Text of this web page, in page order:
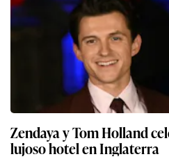
Zendaya y Tom Holland
lujoso hotel en Inglaterra